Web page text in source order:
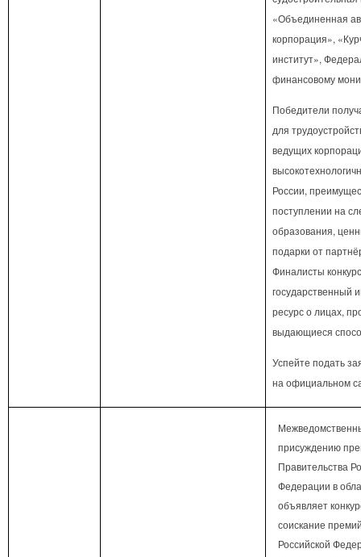
«Объединенная
корпорация»,
институт»,
финансовому
Победители
для
ведущих
России,
поступлении на
образования,
подарки от
Финалисты
государственный
ресурс о лицах,
выдающиеся
Успейте подать
на официальном
присуждению
Правительства
Федерации в
объявляет
соискание
Российской